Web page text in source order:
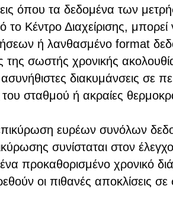
όπου τα δεδομένα των
Κέντρο Διαχείρισης, μπορεί
ή λανθασμένο format
της σωστής χρονικής
διακυμάνσεις σε
σταθμού ή ακραίες
ευρέων συνόλων
συνίσταται στον
προκαθορισμένο χρονικό
οι πιθανές αποκλίσεις